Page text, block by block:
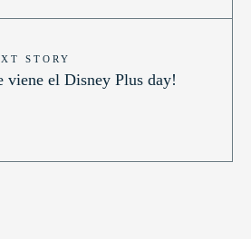
STORY
viene el Disney Plus day!